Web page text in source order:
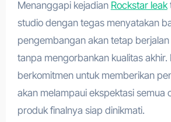
Menanggapi kejadian Rockstar leak
studio dengan tegas menyatakan
pengembangan akan tetap
tanpa mengorbankan kualitas akhir.
berkomitmen untuk memberikan
akan melampaui ekspektasi semua
produk finalnya siap dinikmati.